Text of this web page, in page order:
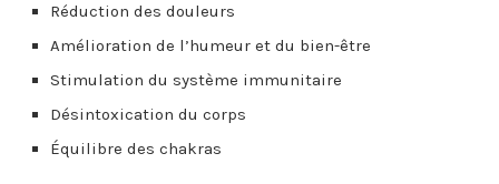
Réduction des douleurs
Amélioration de l’humeur et du bien-être
Stimulation du système immunitaire
Désintoxication du corps
Équilibre des chakras